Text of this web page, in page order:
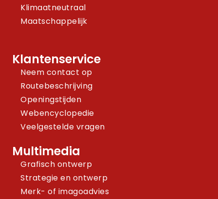
Klimaatneutraal
Maatschappelijk
Klantenservice
Neem contact op
Routebeschrijving
Openingstijden
Webencyclopedie
Veelgestelde vragen
Multimedia
Grafisch ontwerp
Strategie en ontwerp
Merk- of imagoadvies